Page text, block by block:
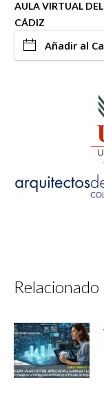
AULA VIRTUAL
CÁDIZ
Añadir al
Relacionado